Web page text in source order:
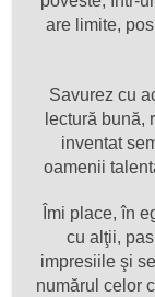
are limite,
Savurez cu
lectură bună,
inventat
oamenii
Îmi place, în
cu alţii,
impresiile şi
numărul celor